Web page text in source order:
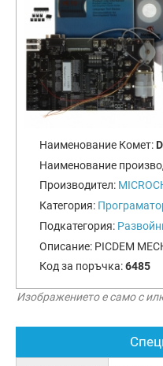
Наименование Комет:
Наименование
Производител:
Категория:
Подкатегория:
Описание: PICDEM
Код за поръчка:6485
Изображението е само с